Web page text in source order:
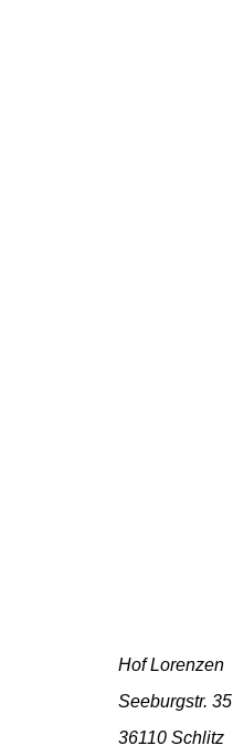
Hof Lorenzen
Seeburgstr. 35
36110 Schlitz